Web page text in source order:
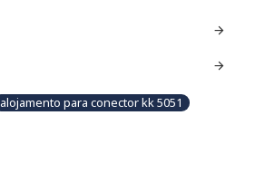
alojamento para conector kk 5051